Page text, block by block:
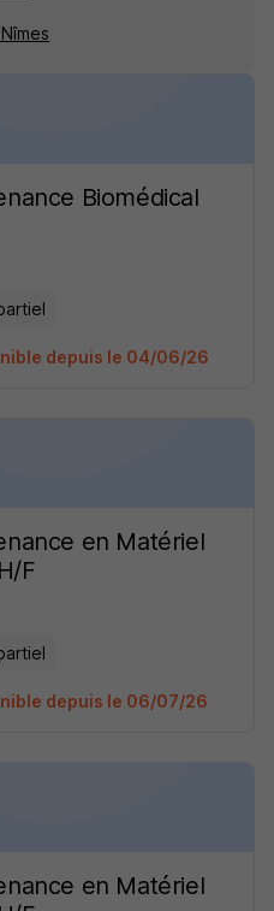
Biomédical
depuis le 04/06/26
en Matériel
F
depuis le 06/07/26
en Matériel